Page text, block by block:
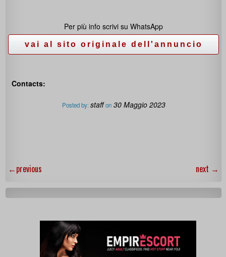
Per più info scrivi su WhatsApp
Contacts:
Posted by:staff on 30 Maggio 2023
←previous next →